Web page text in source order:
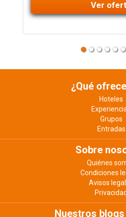
Ver
¿Qué
Hoteles
Grupos
Entradas
Sobre
Quiénes
Condiciones
Avisos
Privacidad
Nuestros